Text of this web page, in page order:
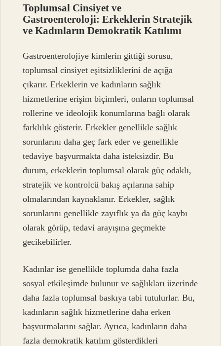
Toplumsal Cinsiyet ve
Gastroenteroloji: Erkeklerin Stratejik
ve Kadınların Demokratik Katılımı
Gastroenterolojiye kimlerin gittiği sorusu,
toplumsal cinsiyet eşitsizliklerini de açığa
çıkarır. Erkeklerin ve kadınların sağlık
hizmetlerine erişim biçimleri, onların toplumsal
rollerine ve ideolojik konumlarına bağlı olarak
farklılık gösterir. Erkekler genellikle sağlık
sorunlarını daha geç fark eder ve genellikle
tedaviye başvurmakta daha isteksizdir. Bu
durum, erkeklerin toplumsal olarak güç odaklı,
stratejik ve kontrolcü bakış açılarına sahip
olmalarından kaynaklanır. Erkekler, sağlık
sorunlarını genellikle zayıflık ya da güç kaybı
olarak görüp, tedavi arayışına geçmekte
gecikebilirler.
Kadınlar ise genellikle toplumda daha fazla
sosyal etkileşimde bulunur ve sağlıkları üzerinde
daha fazla toplumsal baskıya tabi tutulurlar. Bu,
kadınların sağlık hizmetlerine daha erken
başvurmalarını sağlar. Ayrıca, kadınların daha
fazla demokratik katılım gösterdikleri